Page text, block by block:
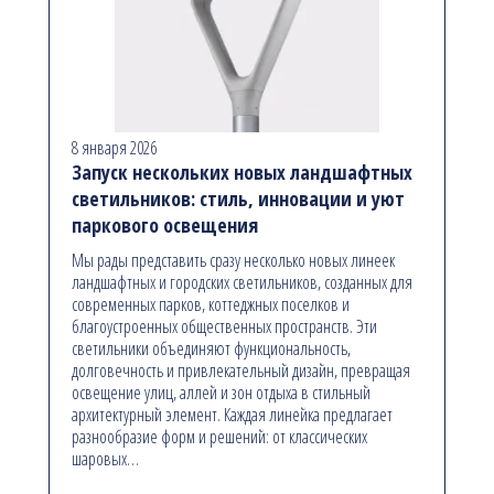
8 января 2026
Запуск нескольких новых ландшафтных
светильников: стиль, инновации и уют
паркового освещения
Мы рады представить сразу несколько новых линеек
ландшафтных и городских светильников, созданных для
современных парков, коттеджных поселков и
благоустроенных общественных пространств. Эти
светильники объединяют функциональность,
долговечность и привлекательный дизайн, превращая
освещение улиц, аллей и зон отдыха в стильный
архитектурный элемент. Каждая линейка предлагает
разнообразие форм и решений: от классических
шаровых…